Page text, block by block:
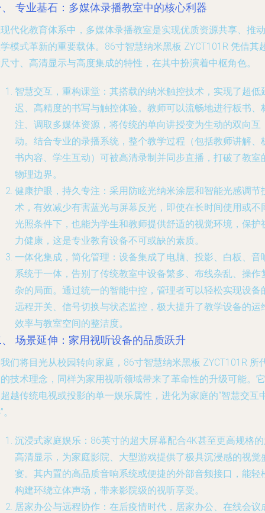
专业基石：多媒体录播教室中的核心利器
代化教育体系中，多媒体录播教室是实现优质资源共享、推动
模式革新的重要载体。86寸智慧纳米黑板 ZYCT101R 凭借其
寸、高清显示与高度集成的特性，在其中扮演着中枢角色。
智慧交互，重构课堂 ：其搭载的纳米触控技术，实现了超低
迟、高精度的书写与触控体验。教师可以流畅地进行板书、
注、调取多媒体资源，将传统的单向讲授变为生动的双向互
动。结合专业的录播系统，整个教学过程（包括教师讲解、
书内容、学生互动）可被高清录制并同步直播，打破了教室
物理边界。
健康护眼，持久专注 ：采用防眩光纳米涂层和智能光感调节
术，有效减少有害蓝光与屏幕反光，即使在长时间使用或不
光照条件下，也能为学生和教师提供舒适的视觉环境，保护
力健康，这是专业教育设备不可或缺的素质。
一体化集成，简化管理 ：设备集成了电脑、投影、白板、音
系统于一体，告别了传统教室中设备繁多、布线杂乱、操作
杂的局面。通过统一的智能中控，管理者可以轻松实现设备
远程开关、信号切换与状态监控，极大提升了教学设备的运
效率与教室空间的整洁度。
场景延伸：家用视听设备的品质跃升
们将目光从校园转向家庭，86寸智慧纳米黑板 ZYCT101R 所
技术理念，同样为家用视听领域带来了革命性的升级可能。它
越传统电视或投影的单一娱乐属性，进化为家庭的“智慧交互
沉浸式家庭娱乐 ：86英寸的超大屏幕配合4K甚至更高规格
高清显示，为家庭影院、大型游戏提供了极具沉浸感的视觉
宴。其内置的高品质音响系统或便捷的外部音频接口，能轻
构建环绕立体声场，带来影院级的视听享受。
居家办公与远程协作 ：在后疫情时代，居家办公、在线会议